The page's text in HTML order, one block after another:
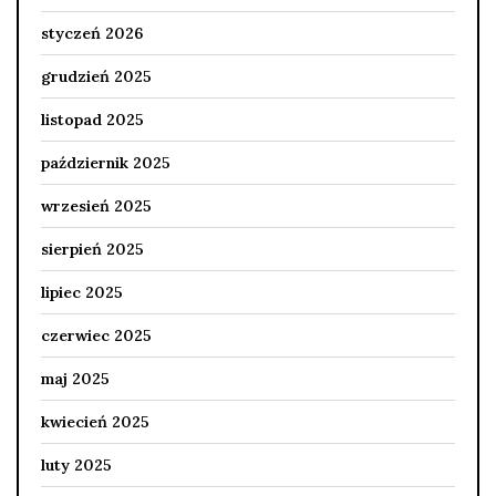
styczeń 2026
grudzień 2025
listopad 2025
październik 2025
wrzesień 2025
sierpień 2025
lipiec 2025
czerwiec 2025
maj 2025
kwiecień 2025
luty 2025